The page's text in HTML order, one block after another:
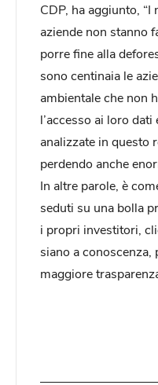
CDP, ha aggiunto,
aziende non stanno
porre fine alla
sono centinaia le
ambientale che non
l’accesso ai loro
analizzate in questo
perdendo anche
In altre parole, è
seduti su una bolla
i propri investitori,
siano a
maggiore